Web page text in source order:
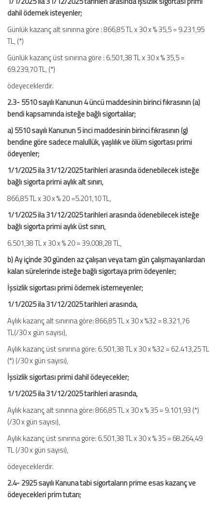
dahil ödemek isteyenler;
Günlük kazanç alt sınırına göre : 866,85 TL x 30 x % 35,5 = 9.231,95
TL, (*)
Günlük kazanç üst sınırına göre : 6.501,38 TL x 30 x % 35,5 =
69.239,70 TL, (*)
ödeyeceklerdir.
2.3- 5510 sayılı Kanunun 4 üncü maddesinin birinci fıkrasının (a)
bendi kapsamında isteğe bağlı sigortalılar;
a) 5510 sayılı Kanunun 5 inci maddesinin birinci fıkrasının (g)
bendine göre sadece malullük, yaşlılık ve ölüm sigortası primi
ödeyenler;
1/1/2025 ila 31/12/2025 tarihleri arasında ödenebilecek isteğe
bağlı sigorta primi aylık alt sınırı,
866,85 TL x 30 x % 20 =5.201,10 TL,
1/1/2025 ila 31/12/2025 tarihleri arasında ödenebilecek isteğe
bağlı sigorta primi aylık üst sınırı,
6.501,38 TL x 30 x % 20 = 39.008,28 TL,
b) Ay içinde 30 günden az çalışan veya tam gün çalışmayanlardan
kalan sürelerinde isteğe bağlı sigortaya prim ödeyenler;
İşsizlik sigortası primi ödemek istemeyenler;
1/1/2025 ila 31/12/2025 tarihleri arasında,
Aylık kazanç alt sınırına göre: 866,85 TL x 30 x %32 = 8.321,76
TL(/30 x gün sayısı),
Aylık kazanç üst sınırına göre: 6.501,38 TL x 30 x %32 = 62.413,25 TL
(*) (/30 x gün sayısı),
İşsizlik sigortası primi dahil ödeyecekler;
1/1/2025 ila 31/12/2025 tarihleri arasında,
Aylık kazanç alt sınırına göre: 866,85 TL x 30 x % 35 = 9.101,93 (*)
(/30 x gün sayısı),
Aylık kazanç üst sınırına göre: 6.501,38 TL x 30 x % 35 = 68.264,49
TL (/30 x gün sayısı),
ödeyeceklerdir.
2.4- 2925 sayılı Kanuna tabi sigortaların prime esas kazanç ve
ödeyecekleri prim tutarı;